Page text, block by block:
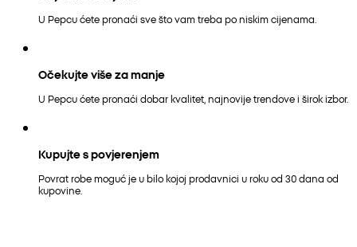
U Pepcu ćete pronaći sve što vam treba po niskim cijenama.
Očekujte više za manje
U Pepcu ćete pronaći dobar kvalitet, najnovije trendove i širok izbor.
Kupujte s povjerenjem
Povrat robe moguć je u bilo kojoj prodavnici u roku od 30 dana od
kupovine.